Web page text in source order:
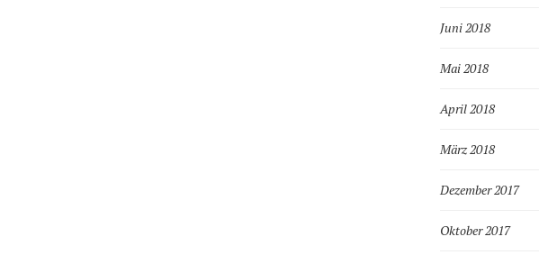
Juni 2018
Mai 2018
April 2018
März 2018
Dezember 2017
Oktober 2017